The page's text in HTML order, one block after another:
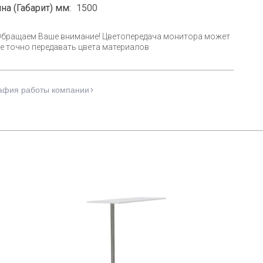
(Габарит) мм: 1500
Ваше внимание! Цветопередача монитора может
точно передавать цвета материалов
работы компании